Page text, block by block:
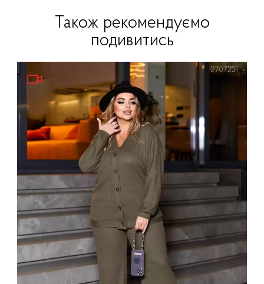
Також рекомендуємо
подивитись